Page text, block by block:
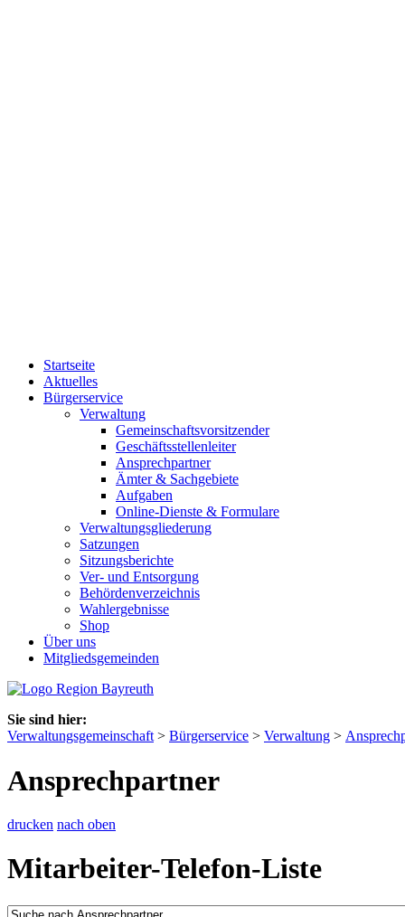
Startseite
Aktuelles
Bürgerservice
Verwaltung
Gemeinschaftsvorsitzender
Geschäftsstellenleiter
Ansprechpartner
Ämter & Sachgebiete
Aufgaben
Online-Dienste & Formulare
Verwaltungsgliederung
Satzungen
Sitzungsberichte
Ver- und Entsorgung
Behördenverzeichnis
Wahlergebnisse
Shop
Über uns
Mitgliedsgemeinden
Sie sind hier:
Verwaltungsgemeinschaft > Bürgerservice > Verwaltung >
Ansprechpartner
drucken nach oben
Mitarbeiter-Telefon-Liste